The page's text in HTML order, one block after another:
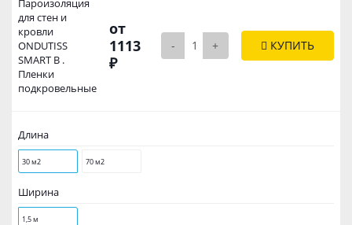
Пароизоляция
для стен и
кровли
ONDUTISS
SMART B .
Пленки
подкровельные
от
1113
₽
- + КУПИТЬ
Длина
30 м2 70 м2
Ширина
1,5 м